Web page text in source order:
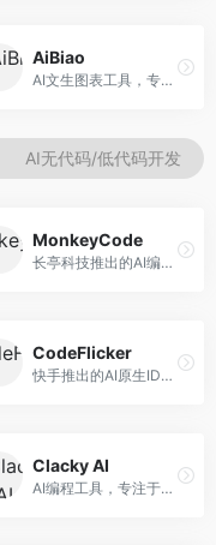
AiBiao
AI文生图表工具，专注于数据可视化展示。面向数据分析师和职场人士，提供图表生成、数据可视化、PPT嵌入等服务，数据展示专业。
AI无代码/低代码开发
MonkeyCode
长亭科技推出的AI编程助手，专注于安全开发。面向开发者，提供代码生成、安全检测、漏洞修复等服务，安全开发能力强。
CodeFlicker
快手推出的AI原生IDE，专注于短视频相关开发。面向快手生态开发者，提供代码生成、调试辅助等服务，与快手开发生态深度整合。
Clacky AI
AI编程工具，专注于代码智能生成与优化。面向开发者，提供代码生成、代码重构、错误修复等服务，编程效率高。